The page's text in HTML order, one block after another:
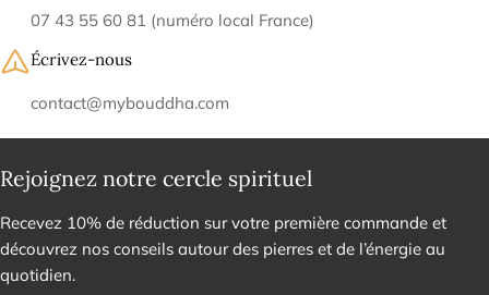
07 43 55 60 81 (numéro local France)
Écrivez-nous
contact@mybouddha.com
Rejoignez notre cercle spirituel
Recevez 10% de réduction sur votre première commande et
découvrez nos conseils autour des pierres et de l’énergie au
quotidien.